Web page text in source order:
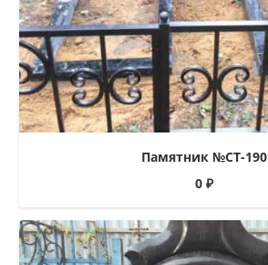
Памятник №СТ-190
0 ₽